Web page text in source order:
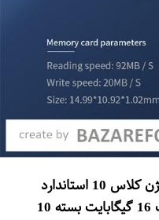
کارت حافظه microSDXC هایک ویژن کلاس 10 استاندارد
UHS-I U1 سرعت 80MBps ظرفیت 16 گیگابایت بسته 10